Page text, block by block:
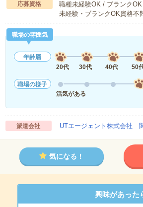
応募資格
職種未経験OK / ブランク
未経験・ブランクOK資格不
職場の雰囲気
年齢層
20代
30代 40代 50
職場の様子
活気がある
派遣会社 UTエージェント株式会社
気になる！
興味があった